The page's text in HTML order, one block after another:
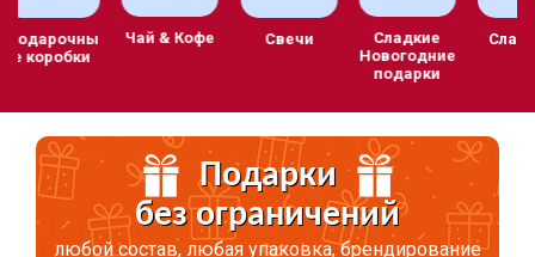
Подарочны
е коробки
Чай & Кофе Свечи
Сладкие
Новогодние
подарки
Подарки
без ограничений
любой состав, любая упаковка, брендирование